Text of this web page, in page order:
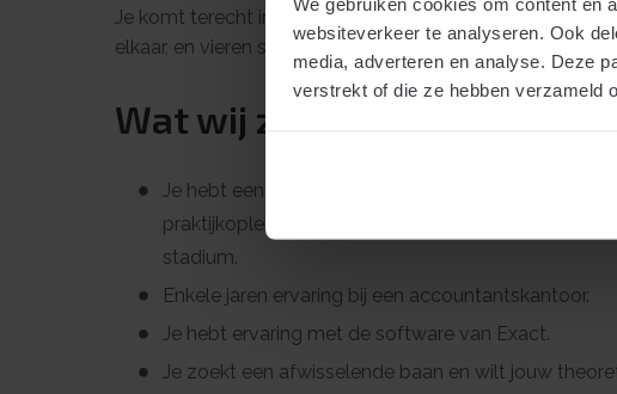
websiteverkeer te analyseren. Ook
media, adverteren en analyse. Deze
verstrekt of die ze hebben verzameld
Je komt terecht in een betrokken team van fiscalisten
elkaar, en vieren successen samen.
Wat wij zoeken in jou
Je hebt een afgeronde hbo Accountancy of BE
praktijkopleiding) OF studerend voor hbo
stadium.
Enkele jaren ervaring bij een accountantskantoor.
Je hebt ervaring met de software van Exact.
Je zoekt een afwisselende baan en wilt jouw